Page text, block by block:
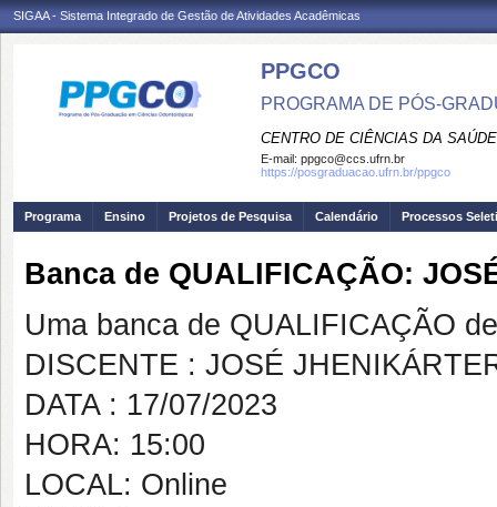
SIGAA - Sistema Integrado de Gestão de Atividades Acadêmicas
PPGCO
PROGRAMA DE PÓS-
CENTRO DE CIÊNCIAS DA SAÚDE
E-mail: ppgco@ccs.ufrn.br
https://posgraduacao.ufrn.br/ppgco
Programa Ensino Projetos de Pesquisa Calendário Processos
Banca de QUALIFICAÇÃO:
Uma banca de QUALIFICAÇÃO
DISCENTE : JOSÉ
DATA : 17/07/2023
HORA: 15:00
LOCAL: Online